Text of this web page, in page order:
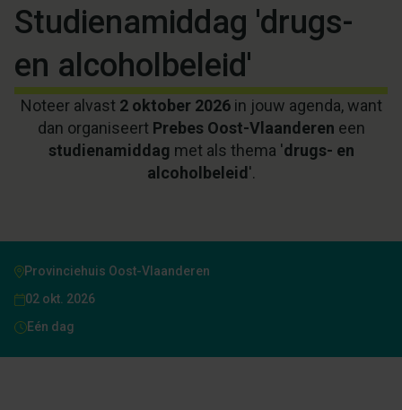
Studienamiddag 'drugs-
en alcoholbeleid'
Noteer alvast 2 oktober 2026in jouw agenda, want
dan organiseert Prebes Oost-Vlaanderen een
studienamiddag met als thema 'drugs- en
alcoholbeleid '.
Provinciehuis Oost-Vlaanderen
02 okt. 2026
Eén dag